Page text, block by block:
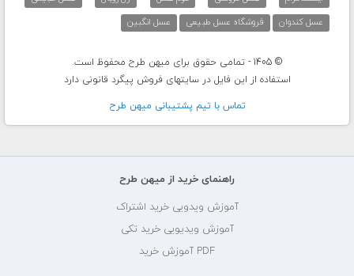
عسل کندوان
فروشگاه عسل طبیعی عسل انگبین
© 1405 - تمامی حقوق برای میهن طرح محفوظ است.
استفاده از این فایل در سایتهای فروش پیگرد قانونی دارد
تماس با تيم پشتيبانی ميهن طرح
راهنمای خرید از میهن طرح
آموزش ویدویی خرید اشتراک
آموزش ویدیویی خرید تکی
PDF آموزش خرید